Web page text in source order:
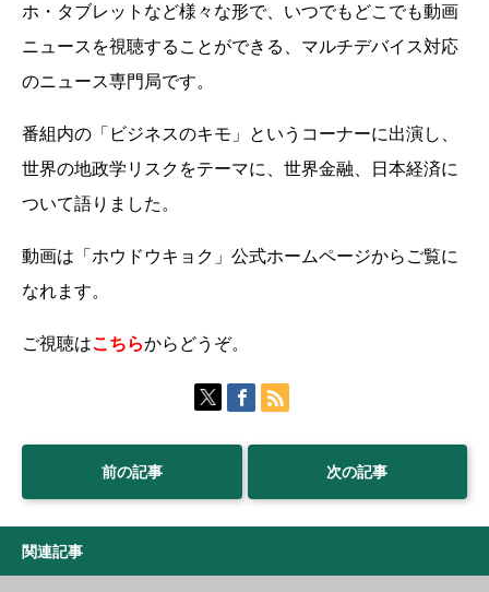
ホ・タブレットなど様々な形で、いつでもどこでも動画
ニュースを視聴することができる、マルチデバイス対応
のニュース専門局です。
番組内の「ビジネスのキモ」というコーナーに出演し、
世界の地政学リスクをテーマに、世界金融、日本経済に
ついて語りました。
動画は「ホウドウキョク」公式ホームページからご覧に
なれます。
ご視聴はこちらからどうぞ。
前の記事 次の記事
関連記事